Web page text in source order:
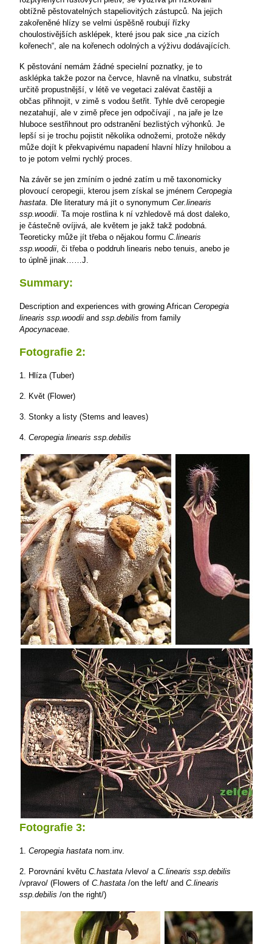
obtížně pěstovatelných stapeliovitých zástupců. Na jejich
zakořeněné hlízy se velmi úspěšně roubují řízky
choulostivějších asklépek, které jsou pak sice „na cizích
kořenech“, ale na kořenech odolných a výživu dodávajících.
K pěstování nemám žádné specielní poznatky, je to
asklépka takže pozor na červce, hlavně na vlnatku, substrát
určitě propustnější, v létě ve vegetaci zalévat častěji a
občas přihnojit, v zimě s vodou šetřit. Tyhle dvě ceropegie
nezatahují, ale v zimě přece jen odpočívají , na jaře je lze
hluboce sestřihnout pro odstranění bezlistých výhonků. Je
lepší si je trochu pojistit několika odnožemi, protože někdy
může dojít k překvapivému napadení hlavní hlízy hnilobou a
to je potom velmi rychlý proces.
Na závěr se jen zmíním o jedné zatím u mě taxonomicky
plovoucí ceropegii, kterou jsem získal se jménem Ceropegia
hastata. Dle literatury má jít o synonymum Cer.linearis
ssp.woodii. Ta moje rostlina k ní vzhledově má dost daleko,
je částečně ovíjivá, ale květem je jakž takž podobná.
Teoreticky může jít třeba o nějakou formu C.linearis
ssp.woodii, či třeba o poddruh linearis nebo tenuis, anebo je
to úplně jinak……J.
Summary:
Description and experiences with growing African Ceropegia
linearis ssp.woodii and ssp.debilis from family
Apocynaceae.
Fotografie 2:
1. Hlíza (Tuber)
2. Květ (Flower)
3. Stonky a listy (Stems and leaves)
4. Ceropegia linearis ssp.debilis
Fotografie 3:
1. Ceropegia hastata nom.inv.
2. Porovnání květu C.hastata /vlevo/ a C.linearis ssp.debilis
/vpravo/ (Flowers of C.hastata /on the left/ and C.linearis
ssp.debilis /on the right/)